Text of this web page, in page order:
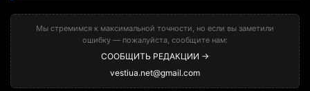
Мы стремимся к максимальной точности, но если вы заметили
ошибку — пожалуйста, сообщите нам:
СООБЩИТЬ РЕДАКЦИИ →
vestiua.net@gmail.com